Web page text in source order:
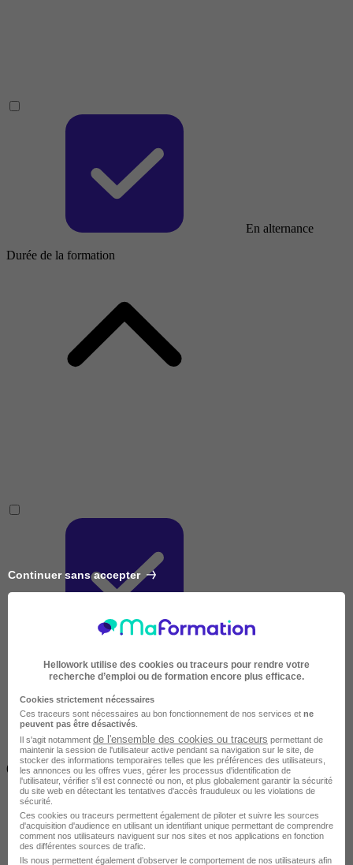
En alternance
Durée de la formation
Très courte
Inférieur à 2 jours
(14h)
Continuer sans accepter
Hellowork utilise des cookies ou traceurs pour rendre votre
recherche d’emploi ou de formation encore plus efficace.
Cookies strictement nécessaires
Ces traceurs sont nécessaires au bon fonctionnement de nos services et ne
peuvent pas être désactivés
Il s'agit notamment de l'ensemble des cookies ou traceurs permettant de
maintenir la session de l'utilisateur active pendant sa navigation sur le site, de
stocker des informations temporaires telles que les préférences des utilisateurs,
les annonces ou les offres vues, gérer les processus d'identification de
l'utilisateur, vérifier s'il est connecté ou non, et plus globalement garantir la sécurité
du site web en détectant les tentatives d'accès frauduleux ou les violations de
sécurité.
Ces cookies ou traceurs permettent également de piloter et suivre les sources
d'acquisition d'audience en utilisant un identifiant unique permettant de comprendre
comment nos utilisateurs naviguent sur nos sites et nos applications en fonction
des différentes sources de trafic.
Ils nous permettent également d’observer le comportement de nos utilisateurs afin